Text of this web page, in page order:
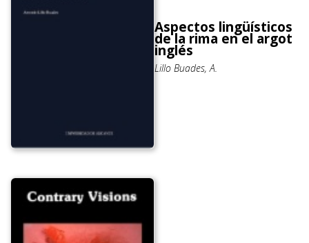
Aspectos lingüísticos
de la rima en el argot
inglés
Lillo Buades, A.